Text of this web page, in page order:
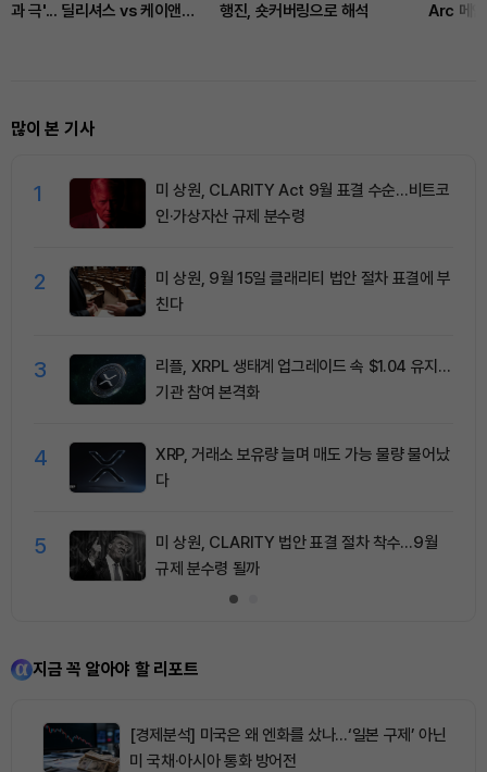
과 극'... 딜리셔스 vs 케이앤에
행진, 숏커버링으로 해석
Arc 메인
많이 본 기사
1
미 상원, CLARITY Act 9월 표결 수순…비트코
인·가상자산 규제 분수령
2
미 상원, 9월 15일 클래리티 법안 절차 표결에 부
친다
3
리플, XRPL 생태계 업그레이드 속 $1.04 유지…
기관 참여 본격화
4
XRP, 거래소 보유량 늘며 매도 가능 물량 불어났
다
5
미 상원, CLARITY 법안 표결 절차 착수…9월
규제 분수령 될까
지금 꼭 알아야 할 리포트
[경제분석] 미국은 왜 엔화를 샀나…‘일본 구제’ 아닌
미 국채·아시아 통화 방어전